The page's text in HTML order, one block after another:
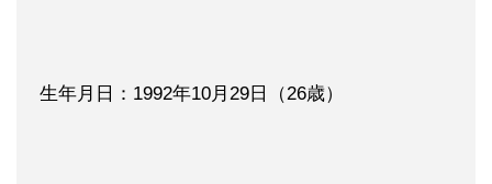
生年月日：1992年10月29日（26歳）